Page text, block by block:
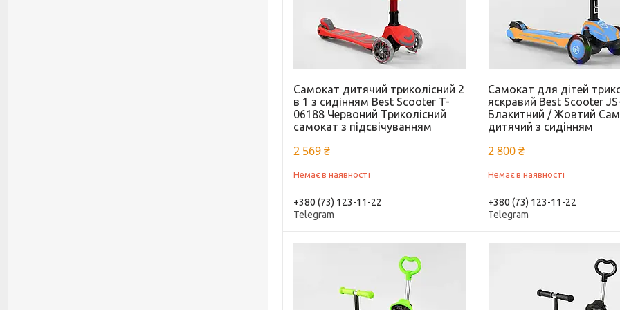
Самокат дитячий триколісний 2
в 1 з сидінням Best Scooter T-
06188 Червоний Триколісний
самокат з підсвічуванням
2 569 ₴
Немає в наявності
+380 (73) 123-11-22
Telegram
Самокат для дітей
яскравий Best Scooter
Блакитний / Жовтий
дитячий з сидінням
2 800 ₴
Немає в наявності
+380 (73) 123-11-22
Telegram